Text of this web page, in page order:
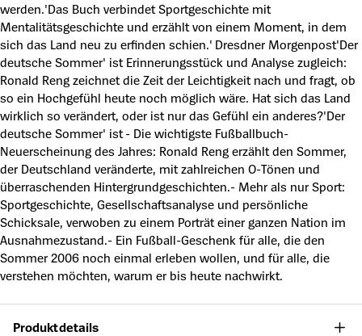
werden.'Das Buch verbindet Sportgeschichte mit
Mentalitätsgeschichte und erzählt von einem Moment, in dem
sich das Land neu zu erfinden schien.' Dresdner Morgenpost'Der
deutsche Sommer' ist Erinnerungsstück und Analyse zugleich:
Ronald Reng zeichnet die Zeit der Leichtigkeit nach und fragt, ob
so ein Hochgefühl heute noch möglich wäre. Hat sich das Land
wirklich so verändert, oder ist nur das Gefühl ein anderes?'Der
deutsche Sommer' ist - Die wichtigste Fußballbuch-
Neuerscheinung des Jahres: Ronald Reng erzählt den Sommer,
der Deutschland veränderte, mit zahlreichen O-Tönen und
überraschenden Hintergrundgeschichten.- Mehr als nur Sport:
Sportgeschichte, Gesellschaftsanalyse und persönliche
Schicksale, verwoben zu einem Porträt einer ganzen Nation im
Ausnahmezustand.- Ein Fußball-Geschenk für alle, die den
Sommer 2006 noch einmal erleben wollen, und für alle, die
verstehen möchten, warum er bis heute nachwirkt.
Produktdetails